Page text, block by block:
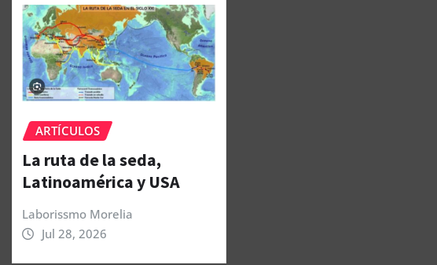
ARTÍCULOS
La ruta de la seda,
Latinoamérica y USA
Laborissmo Morelia
Jul 28, 2026